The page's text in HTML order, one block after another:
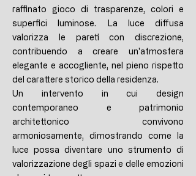
raffinato gioco di trasparenze, colori e
superfici luminose. La luce diffusa
valorizza le pareti con discrezione,
contribuendo a creare un'atmosfera
elegante e accogliente, nel pieno rispetto
del carattere storico della residenza.
Un intervento in cui design
contemporaneo e patrimonio
architettonico convivono
armoniosamente, dimostrando come la
luce possa diventare uno strumento di
valorizzazione degli spazi e delle emozioni